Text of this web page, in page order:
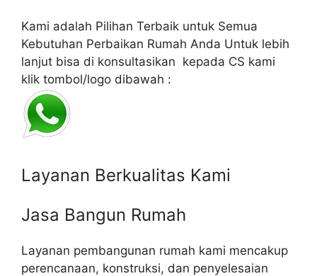
Kami adalah Pilihan Terbaik untuk Semua
Kebutuhan Perbaikan Rumah Anda Untuk lebih
lanjut bisa di konsultasikan kepada CS kami
klik tombol/logo dibawah :
Layanan Berkualitas Kami
Jasa Bangun Rumah
Layanan pembangunan rumah kami mencakup
perencanaan, konstruksi, dan penyelesaian